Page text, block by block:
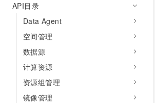
API目录
Data Agent
空间管理
数据源
计算资源
资源组管理
镜像管理